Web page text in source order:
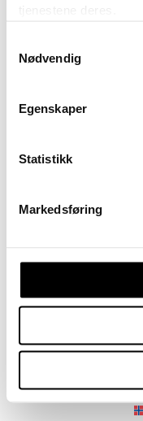
Nødvendig
Egenskaper
Statistikk
Markedsføring
PREVIOUS